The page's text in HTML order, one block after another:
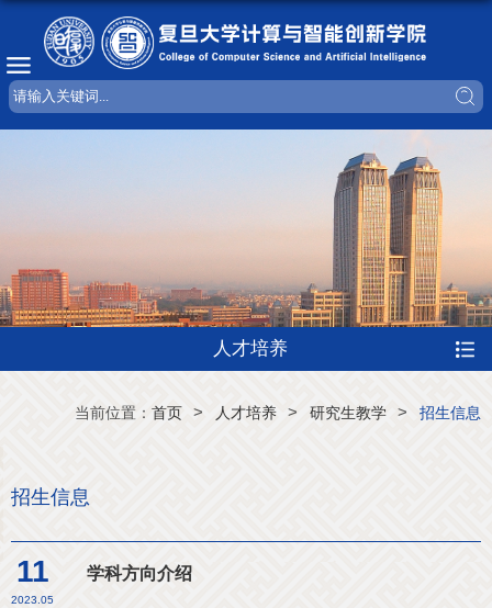
人才培养
当前位置： 首页 > 人才培养 > 研究生教学 > 招生信息
招生信息
11
2023.05
学科方向介绍